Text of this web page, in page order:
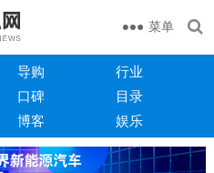
菜单
导购
行业
口碑
目录
博客 娱乐